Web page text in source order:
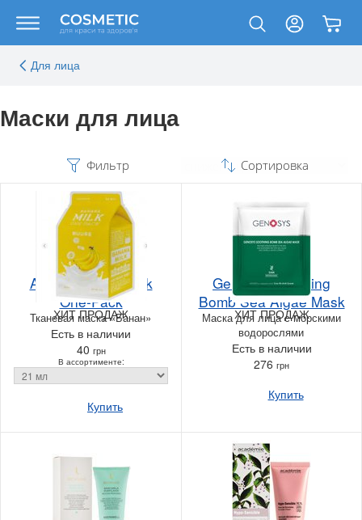
Для лица
Маски для лица
Фильтр Сортировка
ХИТ ПРОДАЖ
A'pieu Banana Milk
One-Pack
Тканевая маска «‎Банан»
Есть в наличии
40 грн
В ассортименте:
Купить
ХИТ ПРОДАЖ
Genosys Soothing
Bomb Sea Algae Mask
Маска для лица с морскими
водорослями
Есть в наличии
276 грн
Купить